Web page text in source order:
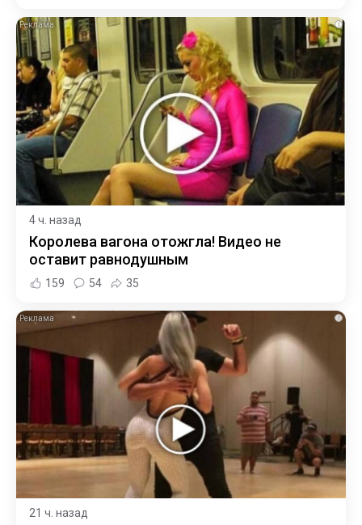
i
4 ч. назад
Королева вагона отожгла! Видео не
оставит равнодушным
159 54 35
i
21 ч. назад